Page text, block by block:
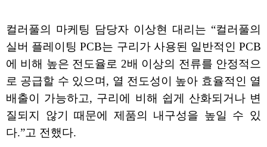
컬러풀의 마케팅 담당자 이상현 대리는 “컬러풀의
실버 플레이팅 PCB는 구리가 사용된 일반적인 PCB
에 비해 높은 전도율로 2배 이상의 전류를 안정적으
로 공급할 수 있으며, 열 전도성이 높아 효율적인 열
배출이 가능하고, 구리에 비해 쉽게 산화되거나 변
질되지 않기 때문에 제품의 내구성을 높일 수 있
다.”고 전했다.